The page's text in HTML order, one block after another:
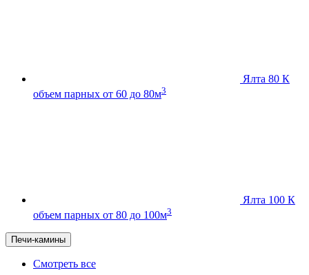
Ялта 80 К
объем парных от 60 до 80м3
Ялта 100 К
объем парных от 80 до 100м3
Печи-камины
Смотреть все